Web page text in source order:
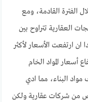
الفترة القادمة، ومع
العقارية تتراوح بين
ان ارتفعت الأسعار لأكثر
أسعار المواد الخام
البناء، مما ادي
من شركات عقارية ولكن